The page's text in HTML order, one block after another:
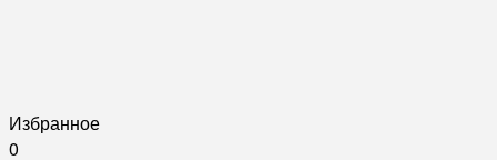
Избранное
0